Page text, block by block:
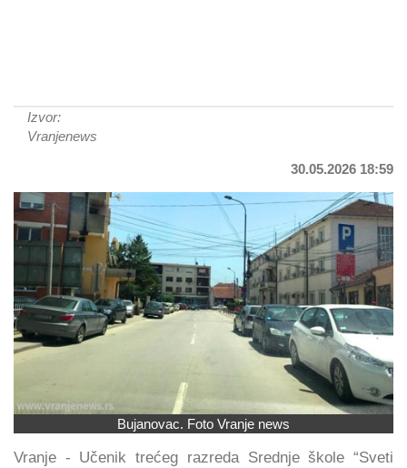
Izvor:
Vranjenews
30.05.2026 18:59
Bujanovac. Foto Vranje news
Vranje - Učenik trećeg razreda Srednje škole “Sveti